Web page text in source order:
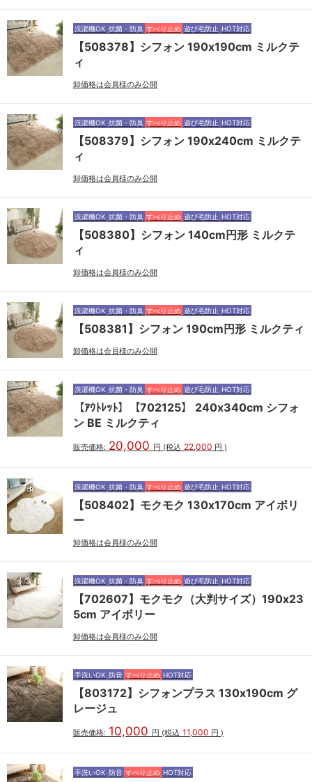
洗濯機OK 抗菌・防臭 すべり止め 遊び毛防止 HOT対応
【508378】シフォン 190x190cm ミルクテ
ィ
卸価格は会員様のみ公開
洗濯機OK 抗菌・防臭 すべり止め 遊び毛防止 HOT対応
【508379】シフォン 190x240cm ミルクテ
ィ
卸価格は会員様のみ公開
洗濯機OK 抗菌・防臭 すべり止め 遊び毛防止 HOT対応
【508380】シフォン 140cm円形 ミルクテ
ィ
卸価格は会員様のみ公開
洗濯機OK 抗菌・防臭 すべり止め 遊び毛防止 HOT対応
【508381】シフォン 190cm円形 ミルクティ
卸価格は会員様のみ公開
洗濯機OK 抗菌・防臭 すべり止め 遊び毛防止 HOT対応
【ｱｳﾄﾚｯﾄ】【702125】 240x340cm シフォ
ン BE ミルクティ
販売価格: 20,000 円 (税込 22,000 円 )
洗濯機OK 抗菌・防臭 すべり止め 遊び毛防止 HOT対応
【508402】モクモク 130x170cm アイボリ
ー
卸価格は会員様のみ公開
洗濯機OK 抗菌・防臭 すべり止め 遊び毛防止 HOT対応
【702607】モクモク（大判サイズ）190x23
5cm アイボリー
卸価格は会員様のみ公開
手洗いOK 防音 すべり止め HOT対応
【803172】シフォンプラス 130x190cm グ
レージュ
販売価格: 10,000 円 (税込 11,000 円 )
手洗いOK 防音 すべり止め HOT対応